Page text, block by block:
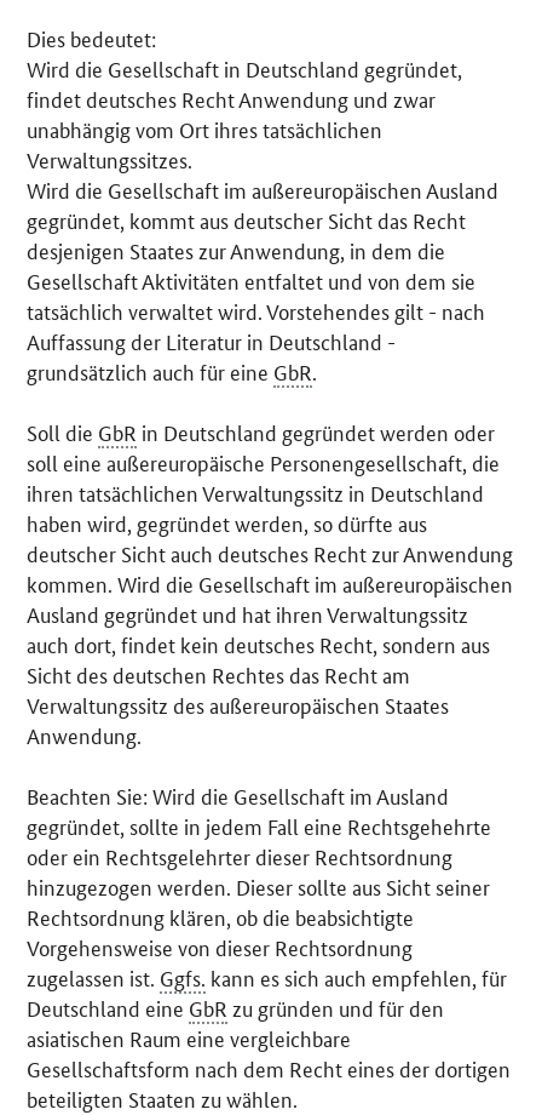
Dies bedeutet:
Wird die Gesellschaft in Deutschland gegründet,
findet deutsches Recht Anwendung und zwar
unabhängig vom Ort ihres tatsächlichen
Verwaltungssitzes.
Wird die Gesellschaft im außereuropäischen Ausland
gegründet, kommt aus deutscher Sicht das Recht
desjenigen Staates zur Anwendung, in dem die
Gesellschaft Aktivitäten entfaltet und von dem sie
tatsächlich verwaltet wird. Vorstehendes gilt - nach
Auffassung der Literatur in Deutschland -
grundsätzlich auch für eine GbR.
Soll die GbR in Deutschland gegründet werden oder
soll eine außereuropäische Personengesellschaft, die
ihren tatsächlichen Verwaltungssitz in Deutschland
haben wird, gegründet werden, so dürfte aus
deutscher Sicht auch deutsches Recht zur Anwendung
kommen. Wird die Gesellschaft im außereuropäischen
Ausland gegründet und hat ihren Verwaltungssitz
auch dort, findet kein deutsches Recht, sondern aus
Sicht des deutschen Rechtes das Recht am
Verwaltungssitz des außereuropäischen Staates
Anwendung.
Beachten Sie: Wird die Gesellschaft im Ausland
gegründet, sollte in jedem Fall eine Rechtsgehehrte
oder ein Rechtsgelehrter dieser Rechtsordnung
hinzugezogen werden. Dieser sollte aus Sicht seiner
Rechtsordnung klären, ob die beabsichtigte
Vorgehensweise von dieser Rechtsordnung
zugelassen ist. Ggfs. kann es sich auch empfehlen, für
Deutschland eine GbR zu gründen und für den
asiatischen Raum eine vergleichbare
Gesellschaftsform nach dem Recht eines der dortigen
beteiligten Staaten zu wählen.